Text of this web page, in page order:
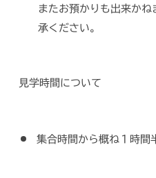
またお預かりも出来か
承ください。
見学時間について
集合時間から概ね１時間